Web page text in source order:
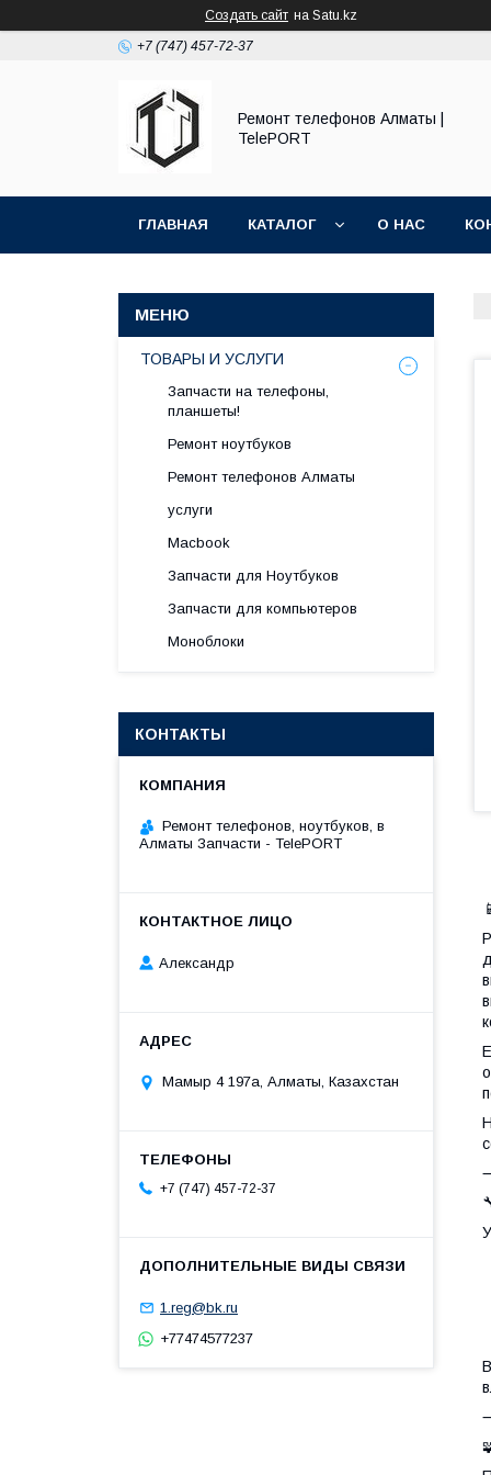
Создать сайт на Satu.kz
+7 (747) 457-72-37
Ремонт телефонов Алматы |
TelePORT
ГЛАВНАЯ КАТАЛОГ О НАС
ТОВАРЫ И УСЛУГИ
Запчасти на телефоны,
планшеты!
Ремонт ноутбуков
Ремонт телефонов Алматы
услуги
Macbook
Запчасти для Ноутбуков
Запчасти для компьютеров
Моноблоки
КОНТАКТЫ
Ремонт телефонов, ноутбуков, в
Алматы Запчасти - TelePORT
Александр
Мамыр 4 197а, Алматы, Казахстан
+7 (747) 457-72-37
1.reg@bk.ru
+77474577237